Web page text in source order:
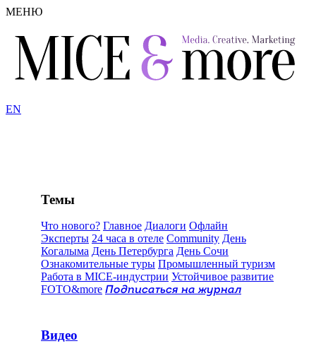
МЕНЮ
EN
Темы
Что нового? Главное Диалоги Офлайн
Эксперты 24 часа в отеле Community День
Когалыма День Петербурга День Сочи
Ознакомительные туры Промышленный туризм
Работа в MICE-индустрии Устойчивое развитие
FOTO&more Подписаться на журнал
Видео